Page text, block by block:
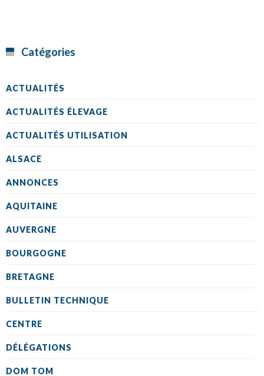
Catégories
ACTUALITÉS
ACTUALITÉS ÉLEVAGE
ACTUALITÉS UTILISATION
ALSACE
ANNONCES
AQUITAINE
AUVERGNE
BOURGOGNE
BRETAGNE
BULLETIN TECHNIQUE
CENTRE
DÉLÉGATIONS
DOM TOM